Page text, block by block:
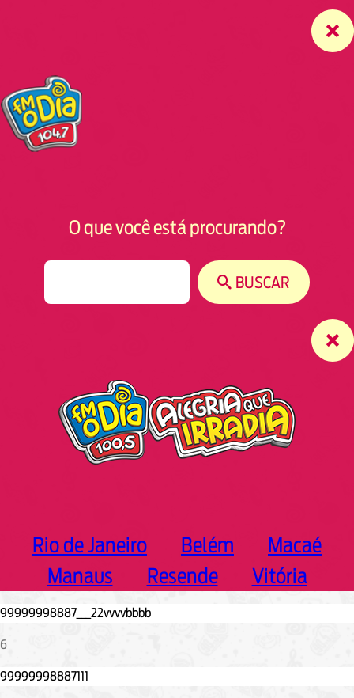
O que você está procurando?
BUSCAR
Rio de Janeiro Belém
Macaé
Manaus
Resende Vitória
6